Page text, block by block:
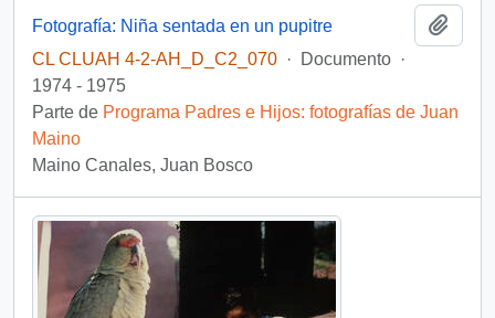
Fotografía: Niña sentada en un pupitre
CL CLUAH 4-2-AH_D_C2_070 · Documento ·
1974 - 1975
Parte de Programa Padres e Hijos: fotografías de Juan
Maino
Maino Canales, Juan Bosco